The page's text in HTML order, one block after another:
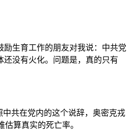
生育工作的朋友对我说：中共党
还没有火化。问题是，真的只有
中共在党内的这个说辞，奥密克戎
算真实的死亡率。